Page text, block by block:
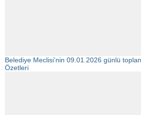
Belediye Meclisi’nin 09.01.2026 günlü
Özetleri